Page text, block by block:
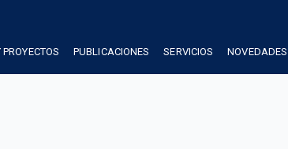
PUBLICACIONES SERVICIOS NOVEDADES